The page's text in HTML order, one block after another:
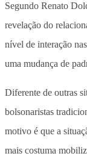
Segundo Renato
revelação do
nível de interação
uma mudança de
Diferente de outras
bolsonaristas
motivo é que a
mais costuma